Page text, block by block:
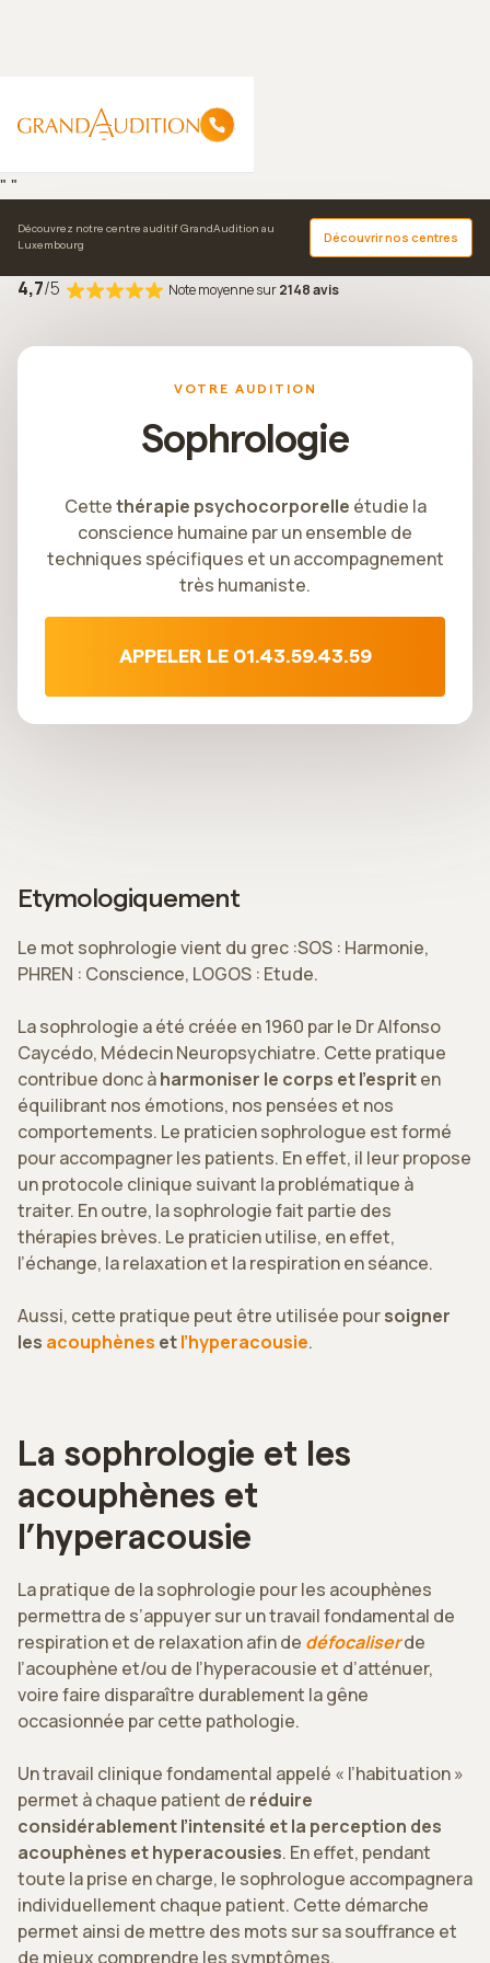
" "
Découvrez notre centre auditif GrandAudition au
Luxembourg
Découvrir nos centres
Accueil
4,7/5 Note moyenne sur2148 avis
VOTRE AUDITION
Sophrologie
Cettethérapie psychocorporelle étudie la
conscience humaine par un ensemble de
techniques spécifiques et un accompagnement
très humaniste.
APPELER LE 01.43.59.43.59
Etymologiquement
Le mot sophrologie vient du grec :SOS : Harmonie,
PHREN : Conscience, LOGOS : Etude.
La sophrologie a été créée en 1960 par le Dr Alfonso
Caycédo, Médecin Neuropsychiatre. Cette pratique
contribue donc àharmoniser le corps et l’espriten
équilibrant nos émotions, nos pensées et nos
comportements. Le praticien sophrologue est formé
pour accompagner les patients. En effet, il leur propose
un protocole clinique suivant la problématique à
traiter. En outre, la sophrologie fait partie des
thérapies brèves. Le praticien utilise, en effet,
l’échange, la relaxation et la respiration en séance.
Aussi, cette pratique peut être utilisée poursoigner
les acouphènes etl’hyperacousie.
La sophrologie et les
acouphènes et
l’hyperacousie
La pratique de la sophrologie pour les acouphènes
permettra de s’appuyer sur un travail fondamental de
respiration et de relaxation afin de défocaliserde
l’acouphène et/ou de l’hyperacousie et d’atténuer,
voire faire disparaître durablement la gêne
occasionnée par cette pathologie.
Un travail clinique fondamental appelé « l’habituation »
permet à chaque patient de réduire
considérablement l’intensité et la perception des
acouphènes et hyperacousies. En effet, pendant
toute la prise en charge, le sophrologue accompagnera
individuellement chaque patient. Cette démarche
permet ainsi de mettre des mots sur sa souffrance et
de mieux comprendre les symptômes.